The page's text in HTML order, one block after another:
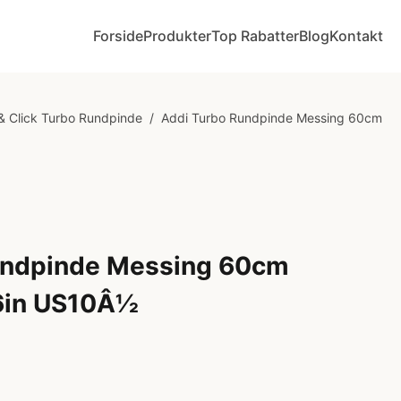
ForsideProdukterTop RabatterBlogKontakt
Click Turbo Rundpinde / Addi Turbo Rundpinde Messing 60cm
Messing 60cm
US10Â½